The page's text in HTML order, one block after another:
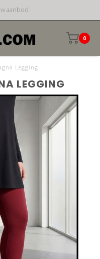
aanbod
0
Legging
LEGGING